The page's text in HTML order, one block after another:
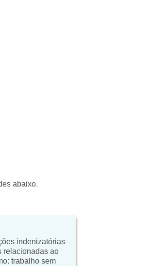
abaixo.
indenizatórias
relacionadas ao
trabalho sem